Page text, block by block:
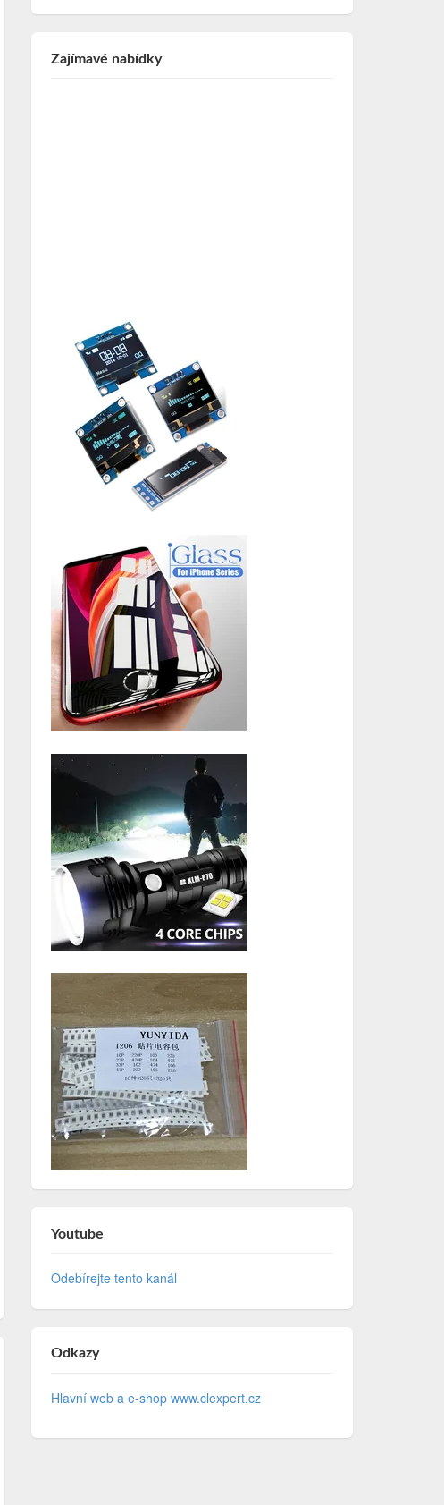
Zajímavé nabídky
Youtube
Odebírejte tento kanál
Odkazy
Hlavní web a e-shop www.clexpert.cz